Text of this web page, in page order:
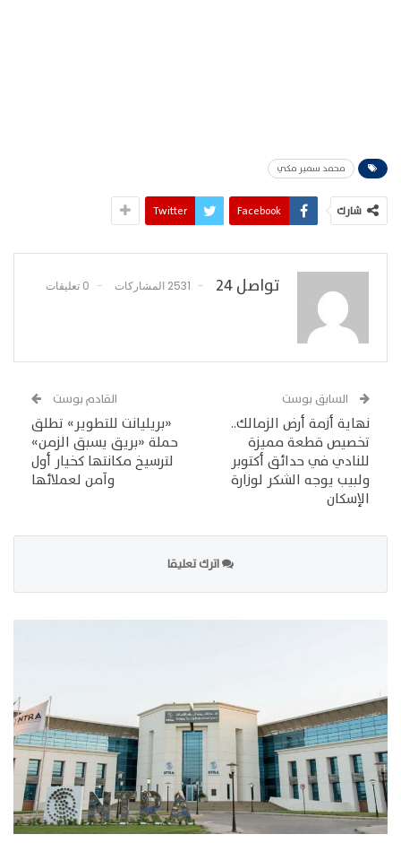
محمد سمير مكي
شارك Facebook
Twitter
تواصل 24 2531 المشاركات 0 تعليقات
السابق بوست
نهاية أزمة أرض الزمالك..
تخصيص قطعة مميزة
للنادي في حدائق أكتوبر
ولبيب يوجه الشكر لوزارة
الإسكان
القادم بوست
«بريليانت للتطوير» تطلق
حملة «بريق يسبق الزمن»
لترسيخ مكانتها كخيار أول
وآمن لعملائها
اترك تعليقا